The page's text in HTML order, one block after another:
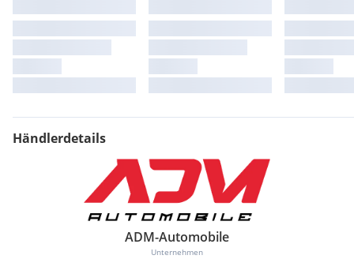
Händlerdetails
ADM-Automobile
Unternehmen